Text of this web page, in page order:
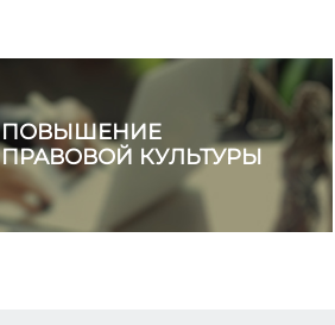
ПОВЫШЕНИЕ
ПРАВОВОЙ КУЛЬТУРЫ